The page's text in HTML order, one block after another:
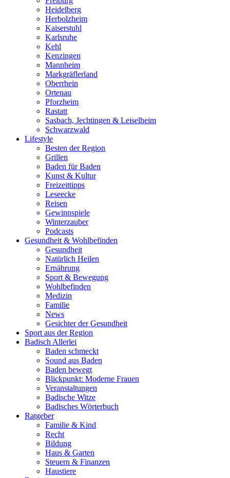
Heidelberg
Herbolzheim
Kaiserstuhl
Karlsruhe
Kehl
Kenzingen
Mannheim
Markgräflerland
Oberrhein
Ortenau
Pforzheim
Rastatt
Sasbach, Jechtingen & Leiselheim
Schwarzwald
Lifestyle
Besten der Region
Grillen
Baden für Baden
Kunst & Kultur
Freizeittipps
Leseecke
Reisen
Gewinnspiele
Winterzauber
Podcasts
Gesundheit & Wohlbefinden
Gesundheit
Natürlich Heilen
Ernährung
Sport & Bewegung
Wohlbefinden
Medizin
Familie
News
Gesichter der Gesundheit
Sport aus der Region
Badisch Allerlei
Baden schmeckt
Sound aus Baden
Baden bewegt
Blickpunkt: Moderne Frauen
Veranstaltungen
Badische Witze
Badisches Wörterbuch
Ratgeber
Familie & Kind
Recht
Bildung
Haus & Garten
Steuern & Finanzen
Haustiere